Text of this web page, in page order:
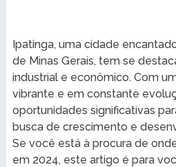
Ipatinga, uma cidade
de Minas Gerais, tem se
industrial e econômico. Com
vibrante e em constante
oportunidades significativas
busca de crescimento e
Se você está à procura de
em 2024, este artigo é para